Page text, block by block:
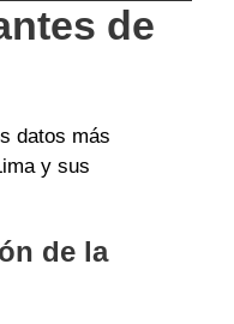
de
datos más
y sus
de la